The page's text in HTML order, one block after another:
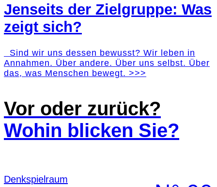
Jenseits der Zielgruppe: Was
zeigt sich?
Sind wir uns dessen bewusst? Wir leben in
Annahmen. Über andere. Über uns selbst. Über
das, was Menschen bewegt. >>>
Vor oder zurück?
Wohin blicken Sie?
Denk­spielraum